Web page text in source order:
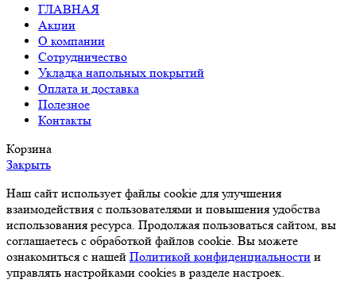
ГЛАВНАЯ
Акции
О компании
Сотрудничество
Укладка напольных покрытий
Оплата и доставка
Полезное
Контакты
Корзина
Закрыть
Наш сайт использует файлы cookie для улучшения
взаимодействия с пользователями и повышения удобства
использования ресурса. Продолжая пользоваться сайтом, вы
соглашаетесь с обработкой файлов cookie. Вы можете
ознакомиться с нашей Политикой конфиденциальности и
управлять настройками cookies в разделе настроек.